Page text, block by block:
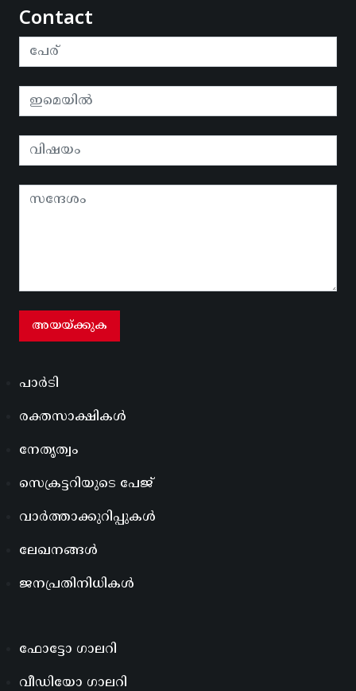
Contact
പാർടി
രക്തസാക്ഷികൾ
നേതൃത്വം
സെക്രട്ടറിയുടെ പേജ്
വാർത്താക്കുറിപ്പുകൾ
ലേഖനങ്ങൾ
ജനപ്രതിനിധികൾ
ഫോട്ടോ ഗാലറി
വീഡിയോ ഗാലറി